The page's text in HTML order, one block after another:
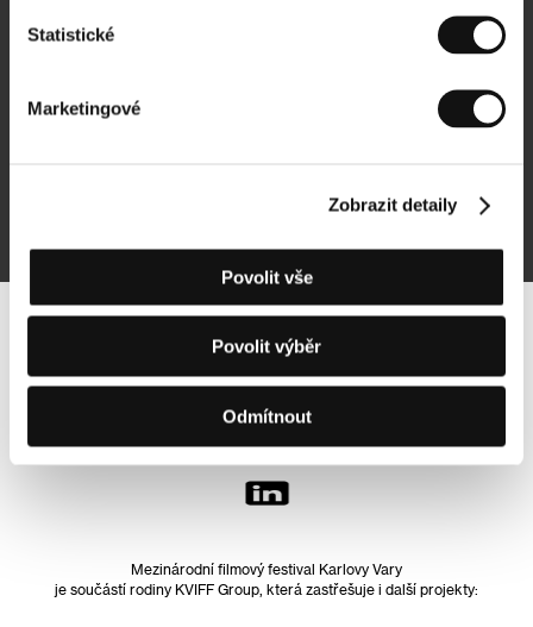
Statistické
Marketingové
Zobrazit detaily
Povolit vše
Povolit výběr
Odmítnout
Sledujte nás na síti:
Mezinárodní filmový festival Karlovy Vary
je součástí rodiny KVIFF Group, která zastřešuje i další projekty: